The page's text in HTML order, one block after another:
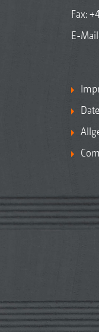
Fax:
E-